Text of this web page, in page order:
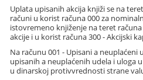
Uplata upisanih akcija knjiži se na
računi u korist računa 000 za
istovremeno knjiženje na teret
akcije i u korist računa 300 - Akcijski
Na računu 001 - Upisani a neuplaćeni
upisanih a neuplaćenih udela i uloga
u dinarskoj protivvrednosti strane